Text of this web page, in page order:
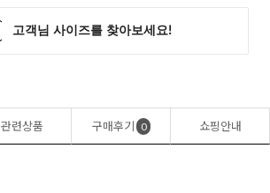
관련상품 구매후기 0 쇼핑안내